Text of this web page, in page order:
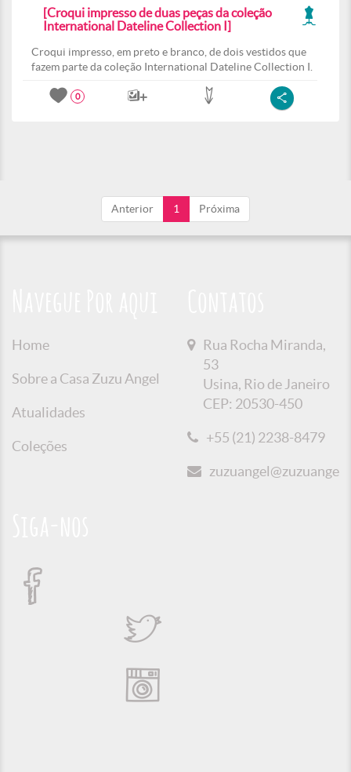
[Croqui impresso de duas peças da coleção
International Dateline Collection I]
Croqui impresso, em preto e branco, de dois vestidos que
fazem parte da coleção International Dateline Collection I.
0
Anterior 1 Próxima
Home
Sobre a Casa Zuzu Angel
Atualidades
Coleções
Rua Rocha Miranda,
53
Usina, Rio de Janeiro
CEP: 20530-450
+55 (21) 2238-8479